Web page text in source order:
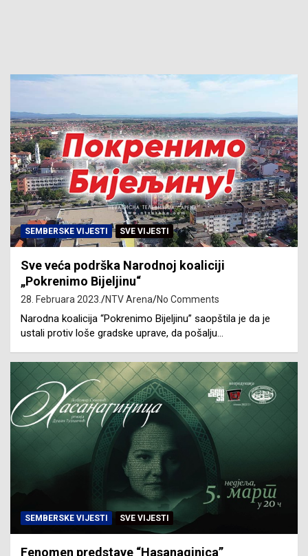
SEMBERSKE VIJESTI SVE VIJESTI
Sve veća podrška Narodnoj koaliciji
„Pokrenimo Bijeljinu“
28. Februara 2023. NTV Arena No Comments
Narodna koalicija “Pokrenimo Bijeljinu” saopštila je da je
ustali protiv loše gradske uprave, da pošalju…
SEMBERSKE VIJESTI SVE VIJESTI
Fenomen predstave “Hasanaginica”